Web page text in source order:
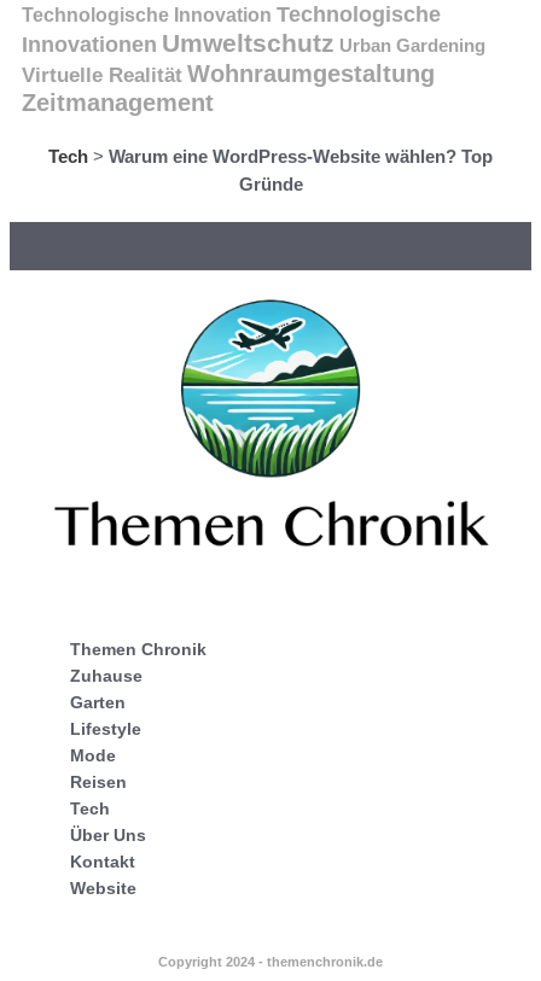
Technologische Innovation Technologische
Innovationen Umweltschutz Urban Gardening
Virtuelle Realität Wohnraumgestaltung
Zeitmanagement
Tech > Warum eine WordPress-Website wählen? Top
Gründe
Themen Chronik
Zuhause
Garten
Lifestyle
Mode
Reisen
Tech
Über Uns
Kontakt
Website
Copyright 2024 - themenchronik.de